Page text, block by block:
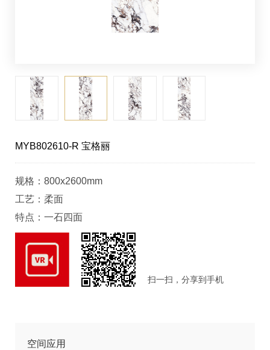
MYB802610-R 宝格丽
规格：800x2600mm
工艺：柔面
特点：一石四面
扫一扫，分享到手机
空间应用